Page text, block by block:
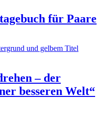
für Paare
– der
besseren Welt“